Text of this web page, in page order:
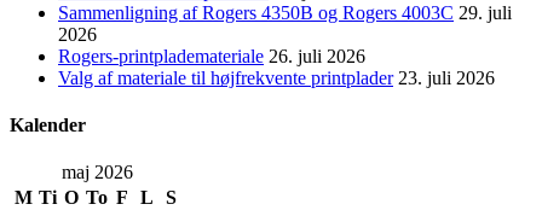
Sammenligning af Rogers 4350B og Rogers 4003C 29. juli
2026
Rogers-printplademateriale 26. juli 2026
Valg af materiale til højfrekvente printplader 23. juli 2026
Kalender
maj 2026
M Ti O To F L
S